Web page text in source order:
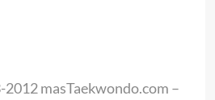
masTaekwondo.com –